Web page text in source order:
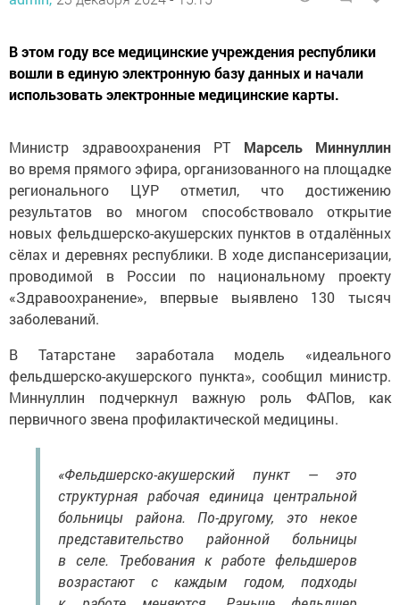
В этом году все медицинские учреждения республики
вошли в единую электронную базу данных и начали
использовать электронные медицинские карты.
Министр здравоохранения РТ Марсель Миннуллин
во время прямого эфира, организованного на площадке
регионального ЦУР отметил, что достижению
результатов во многом способствовало открытие
новых фельдшерско-акушерских пунктов в отдалённых
сёлах и деревнях республики. В ходе диспансеризации,
проводимой в России по национальному проекту
«Здравоохранение», впервые выявлено 130 тысяч
заболеваний.
В Татарстане заработала модель «идеального
фельдшерско-акушерского пункта», сообщил министр.
Миннуллин подчеркнул важную роль ФАПов, как
первичного звена профилактической медицины.
«Фельдшерско-акушерский пункт — это
структурная рабочая единица центральной
больницы района. По-другому, это некое
представительство районной больницы
в селе. Требования к работе фельдшеров
возрастают с каждым годом, подходы